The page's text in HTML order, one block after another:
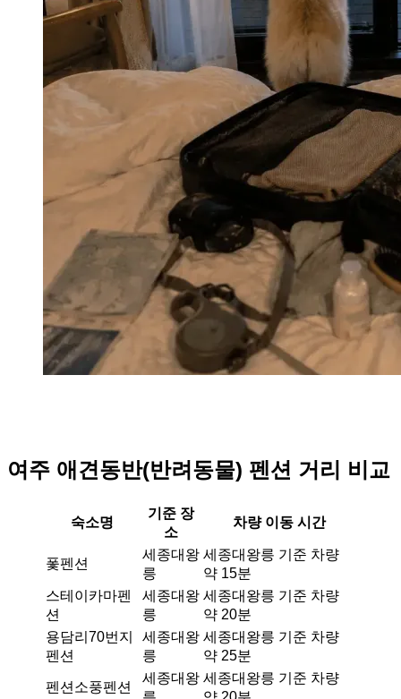
여주 애견동반(반려동물) 펜션 거리 비교
숙소명
기준 장
소
차량 이동 시간
퐃펜션
세종대왕
릉
세종대왕릉 기준 차량
약 15분
스테이카마펜
션
세종대왕
릉
세종대왕릉 기준 차량
약 20분
용담리70번지
펜션
세종대왕
릉
세종대왕릉 기준 차량
약 25분
펜션소풍펜션
세종대왕 세종대왕릉 기준 차량